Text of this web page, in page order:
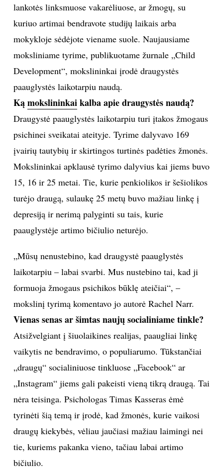
TEATRAS
SPORTAS
FOTOGRAFIJA
MENAS
ORAI
ĮDOMYBĖS
ISTORIJA
INTERJERAS
VIRTUVĖ
RECEPTAI
VAIKAI
NELAIMĖS
KONTAKTAI
PRIVATUMO POLITIKA
lankotės linksmuose vakarėliuose, ar žmogų, su
kuriuo artimai bendravote studijų laikais arba
mokykloje sėdėjote viename suole. Naujausiame
moksliniame tyrime, publikuotame žurnale „Child
Development“, mokslininkai įrodė draugystės
paauglystės laikotarpiu naudą.
Kąmokslininkaikalba apie draugystės naudą?
Draugystė paauglystės laikotarpiu turi įtakos žmogaus
psichinei sveikatai ateityje. Tyrime dalyvavo 169
įvairių tautybių ir skirtingos turtinės padėties žmonės.
Mokslininkai apklausė tyrimo dalyvius kai jiems buvo
15, 16 ir 25 metai. Tie, kurie penkiolikos ir šešiolikos
turėjo draugą, sulaukę 25 metų buvo mažiau linkę į
depresiją ir nerimą palyginti su tais, kurie
paauglystėje artimo bičiulio neturėjo.
„Mūsų nenustebino, kad draugystė paauglystės
laikotarpiu – labai svarbi. Mus nustebino tai, kad ji
formuoja žmogaus psichikos būklę ateičiai“, –
mokslinį tyrimą komentavo jo autorė Rachel Narr.
Vienas senas ar šimtas naujų socialiniame tinkle?
Atsižvelgiant į šiuolaikines realijas, paaugliai linkę
vaikytis ne bendravimo, o populiarumo. Tūkstančiai
„draugų“ socialiniuose tinkluose „Facebook“ ar
„Instagram“ jiems gali pakeisti vieną tikrą draugą. Tai
nėra teisinga. Psichologas Timas Kasseras ėmė
tyrinėti šią temą ir įrodė, kad žmonės, kurie vaikosi
draugų kiekybės, vėliau jaučiasi mažiau laimingi nei
tie, kuriems pakanka vieno, tačiau labai artimo
bičiulio.